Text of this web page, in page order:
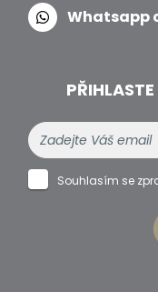
Whatsapp
Souhlasím se